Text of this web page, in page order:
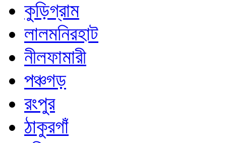
কুড়িগ্রাম
লালমনিরহাট
নীলফামারী
পঞ্চগড়
রংপুর
ঠাকুরগাঁ